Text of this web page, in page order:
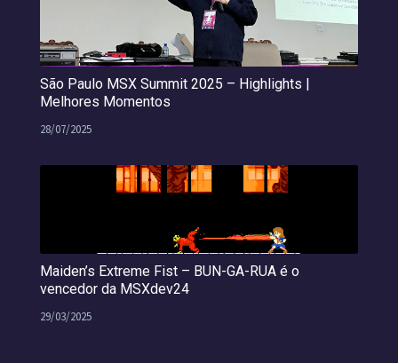
São Paulo MSX Summit 2025 – Highlights |
Melhores Momentos
28/07/2025
Maiden’s Extreme Fist – BUN-GA-RUA é o
vencedor da MSXdev24
29/03/2025